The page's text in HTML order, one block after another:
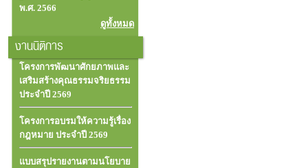
พ.ศ. 2566
ดูทั้งหมด
งานนิติการ
โครงการพัฒนาศักยภาพและ
เสริมสร้างคุณธรรมจริยธรรม
ประจำปี 2569
โครงการอบรมให้ความรู้เรื่อง
กฎหมาย ประจำปี 2569
แบบสรุปรายงานตามนโยบาย